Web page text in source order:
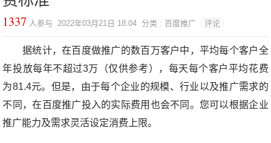
1337 人参与 2022年03月21日 18:04 分类 : 百度推广 评论
据统计，在百度做推广的数百万客户中，平均每个客户全
年投放每年不超过3万（仅供参考），每天每个客户平均花费
为81.4元。但是，由于每个企业的规模、行业以及推广需求的
不同，在百度推广投入的实际费用也会不同。您可以根据企业
推广能力及需求灵活设定消费上限。